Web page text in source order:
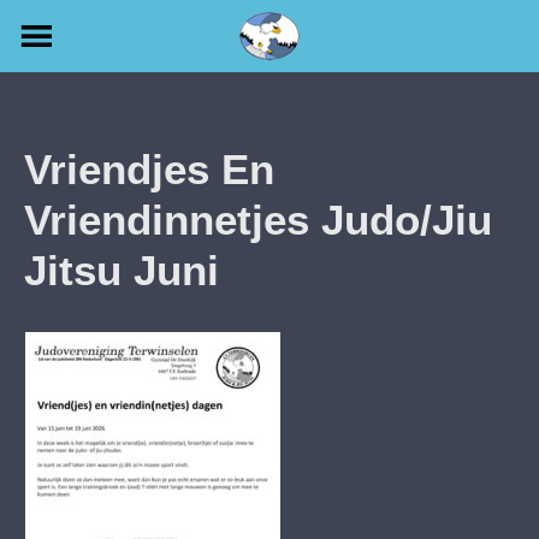
Vriendjes En
Vriendinnetjes Judo/jiu
Jitsu Juni